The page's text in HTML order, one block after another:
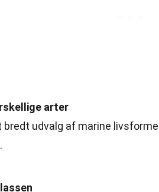
arter
bredt udvalg af marine